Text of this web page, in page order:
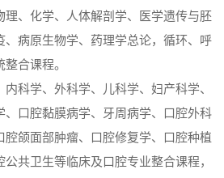
理、化学、人体解剖学、医学遗传与胚
、病原生物学、药理学总论，循环、呼
合课程。
科学、外科学、儿科学、妇产科学、
、口腔黏膜病学、牙周病学、口腔外科
腔颌面部肿瘤、口腔修复学、口腔种植
共卫生等临床及口腔专业整合课程，